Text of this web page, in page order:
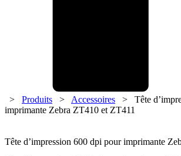
> Produits > Accessoires > Tête
imprimante Zebra ZT410 et ZT411
Tête d’impression 600 dpi pour imprimante